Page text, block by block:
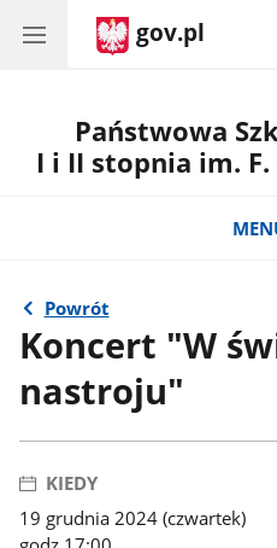
gov.pl
Państwowa
I i II stopnia im.
Powrót
Koncert "W
nastroju"
KIEDY
19 grudnia 2024 (czwartek)